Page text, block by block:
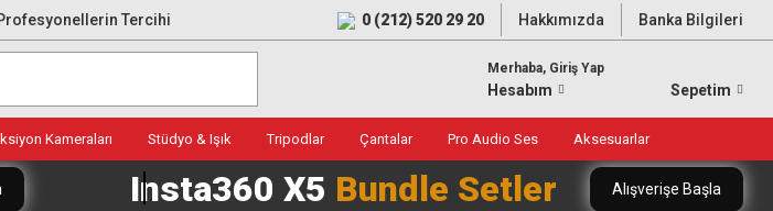
Tercihi 0 (212) 520 29 20 Hakkımızda Banka Bilgileri
Merhaba, Giriş Yap
Hesabım Sepetim
Kameraları Stüdyo & Işık Tripodlar Çantalar Pro Audio Ses Aksesuarlar
Insta360 X5 Bundle Setler Alışverişe Başla